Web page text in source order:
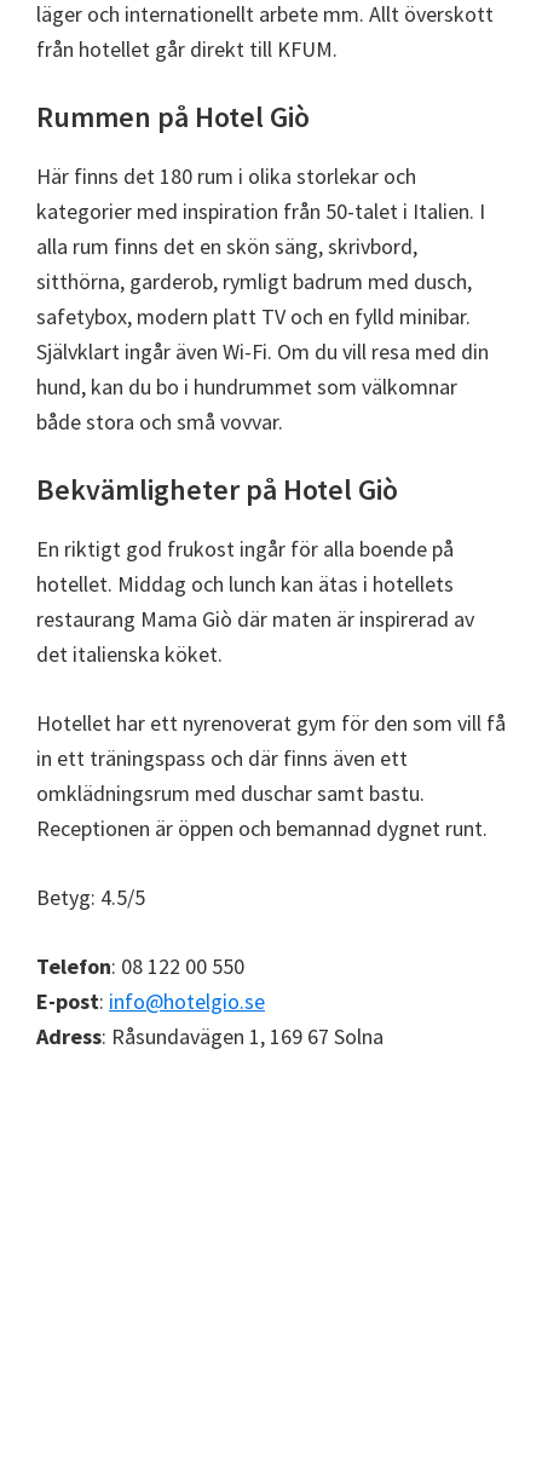
läger och internationellt arbete mm. Allt överskott
från hotellet går direkt till KFUM.
Rummen på Hotel Giò
Här finns det 180 rum i olika storlekar och
kategorier med inspiration från 50-talet i Italien. I
alla rum finns det en skön säng, skrivbord,
sitthörna, garderob, rymligt badrum med dusch,
safetybox, modern platt TV och en fylld minibar.
Självklart ingår även Wi-Fi. Om du vill resa med din
hund, kan du bo i hundrummet som välkomnar
både stora och små vovvar.
Bekvämligheter på Hotel Giò
En riktigt god frukost ingår för alla boende på
hotellet. Middag och lunch kan ätas i hotellets
restaurang Mama Giò där maten är inspirerad av
det italienska köket.
Hotellet har ett nyrenoverat gym för den som vill få
in ett träningspass och där finns även ett
omklädningsrum med duschar samt bastu.
Receptionen är öppen och bemannad dygnet runt.
Betyg: 4.5/5
Telefon: 08 122 00 550
E-post: info@hotelgio.se
Adress: Råsundavägen 1, 169 67 Solna